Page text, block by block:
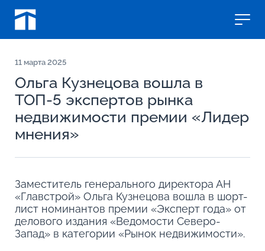
11марта 2025
Ольга Кузнецова вошла в
ТОП-5 экспертов рынка
недвижимости премии «Лидер
мнения»
Заместитель генерального директора АН
«Главстрой» Ольга Кузнецова вошла в шорт-
лист номинантов премии «Эксперт года» от
делового издания «Ведомости Северо-
Запад» в категории «Рынок недвижимости».